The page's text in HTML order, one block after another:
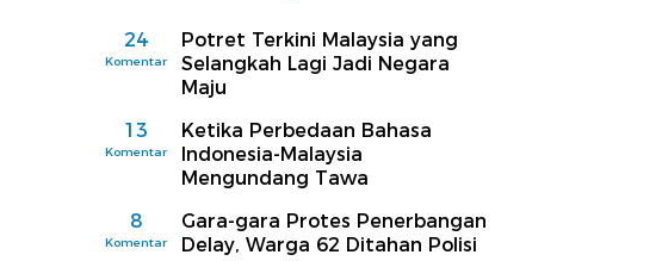
24
Komentar
Potret Terkini Malaysia yang
Selangkah Lagi Jadi Negara
Maju
13
Komentar
Ketika Perbedaan Bahasa
Indonesia-Malaysia
Mengundang Tawa
8
Komentar
Gara-gara Protes Penerbangan
Delay, Warga 62 Ditahan Polisi